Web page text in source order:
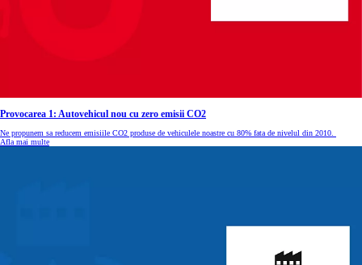
Provocarea 1: Autovehicul nou cu zero emisii CO2
Ne propunem sa reducem emisiile CO2 produse de vehiculele noastre cu 80% fata de nivelul din 2010.
Afla mai multe